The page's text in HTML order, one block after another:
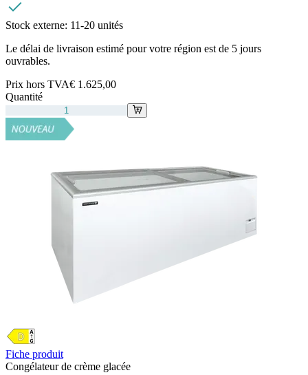
Stock externe: 11-20 unités
Le délai de livraison estimé pour votre région est de 5 jours
ouvrables.
Prix hors TVA€ 1.625,00
Quantité
Fiche produit
Congélateur de crème glacée